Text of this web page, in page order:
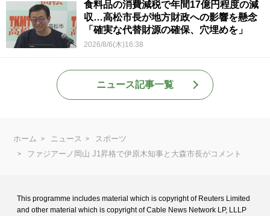
食料品の消費減税で年間17億円程度の減
収…高松市長が地方財政への影響を懸念
「確実な代替財源の確保、穴埋めを」
2026/8/6(木)16:38
ニュース記事一覧
ホーム ニュース
スポーツ
ファジアーノ岡山 J1昇格で伊原木知事と大森市長がコメント
This programme includes material which is copyright of Reuters Limited
and other material which is copyright of Cable News Network LP, LLLP